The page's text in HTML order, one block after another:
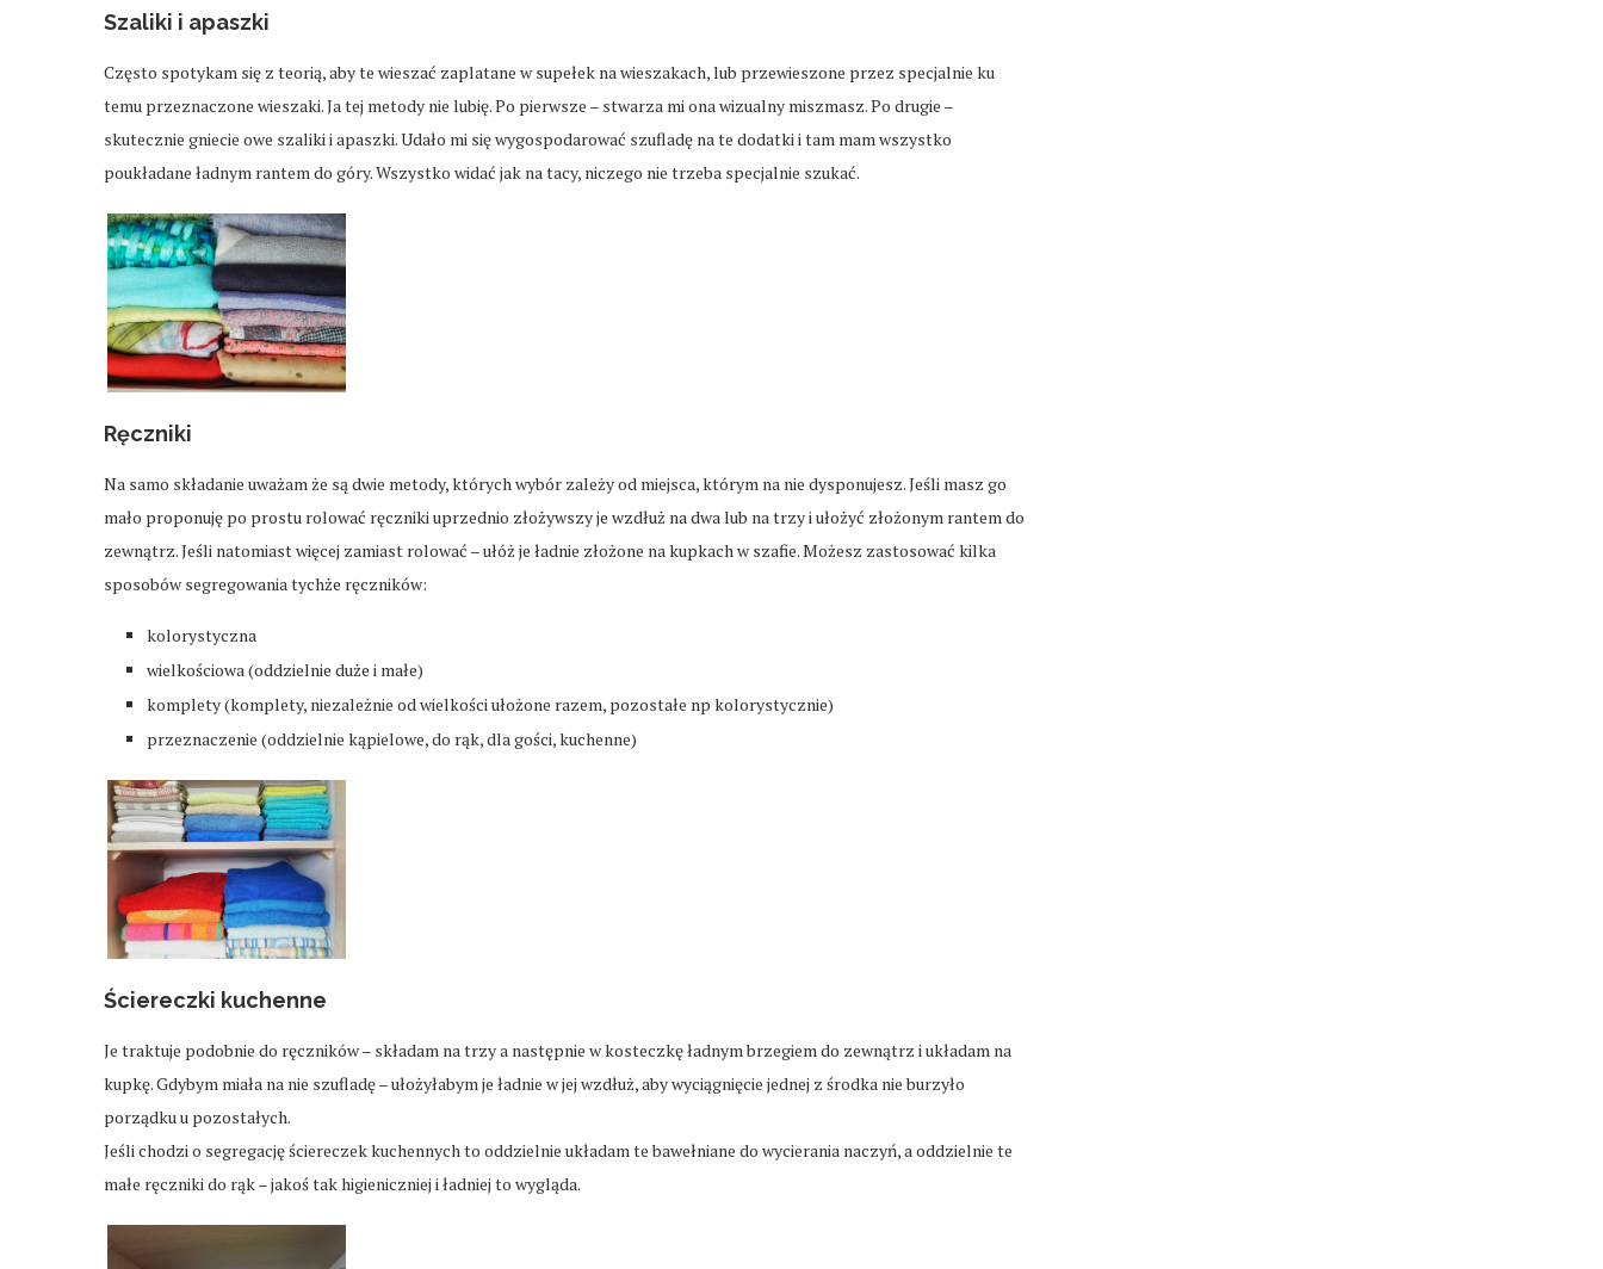
Szaliki i apaszki
Często spotykam się z teorią, aby te wieszać zaplatane w supełek na wieszakach, lub przewieszone przez specjalnie ku
temu przeznaczone wieszaki. Ja tej metody nie lubię. Po pierwsze – stwarza mi ona wizualny miszmasz. Po drugie –
skutecznie gniecie owe szaliki i apaszki. Udało mi się wygospodarować szufladę na te dodatki i tam mam wszystko
poukładane ładnym rantem do góry. Wszystko widać jak na tacy, niczego nie trzeba specjalnie szukać.
Ręczniki
Na samo składanie uważam że są dwie metody, których wybór zależy od miejsca, którym na nie dysponujesz. Jeśli masz go
mało proponuję po prostu rolować ręczniki uprzednio złożywszy je wzdłuż na dwa lub na trzy i ułożyć złożonym rantem do
zewnątrz. Jeśli natomiast więcej zamiast rolować – ułóż je ładnie złożone na kupkach w szafie. Możesz zastosować kilka
sposobów segregowania tychże ręczników:
kolorystyczna
wielkościowa (oddzielnie duże i małe)
komplety (komplety, niezależnie od wielkości ułożone razem, pozostałe np kolorystycznie)
przeznaczenie (oddzielnie kąpielowe, do rąk, dla gości, kuchenne)
Ściereczki kuchenne
Je traktuje podobnie do ręczników – składam na trzy a następnie w kosteczkę ładnym brzegiem do zewnątrz i układam na
kupkę. Gdybym miała na nie szufladę – ułożyłabym je ładnie w jej wzdłuż, aby wyciągnięcie jednej z środka nie burzyło
porządku u pozostałych.
Jeśli chodzi o segregację ściereczek kuchennych to oddzielnie układam te bawełniane do wycierania naczyń, a oddzielnie te
małe ręczniki do rąk – jakoś tak higieniczniej i ładniej to wygląda.